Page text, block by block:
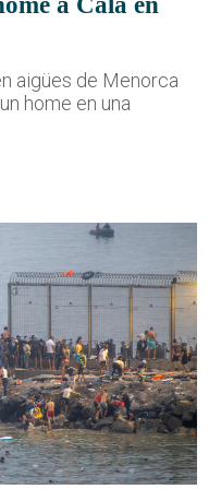
aigües de Menorca
home en una